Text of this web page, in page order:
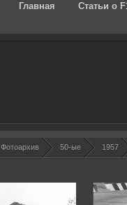
Главная Статьи о
Фотоархив 50-ые 1957